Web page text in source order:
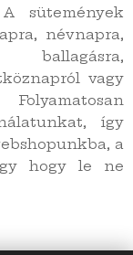
sütemények
névnapra,
vagy
így
a
hogy le ne